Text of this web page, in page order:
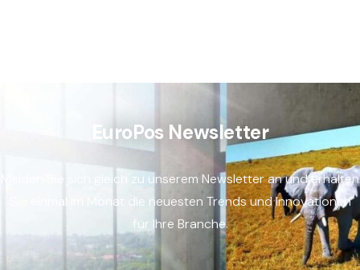
EuroPos Newsletter
Melden Sie sich gleich zu unserem Newsletter an und erhalten
Sie einmal im Monat die neuesten Trends und Innovationen
für Ihre Branche.